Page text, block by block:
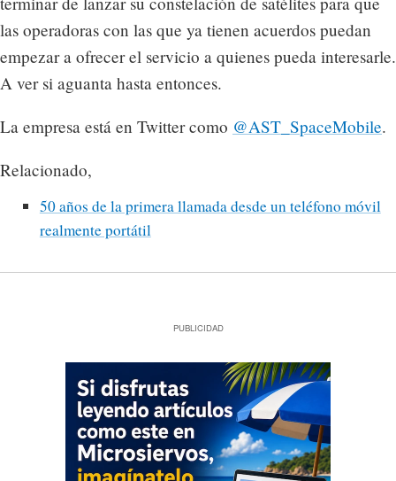
las operadoras con las que ya tienen acuerdos puedan
empezar a ofrecer el servicio a quienes pueda interesarle.
A ver si aguanta hasta entonces.
La empresa está en Twitter como @AST_SpaceMobile.
Relacionado,
50 años de la primera llamada desde un teléfono móvil
realmente portátil
PUBLICIDAD